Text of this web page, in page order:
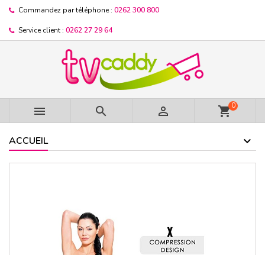
Commandez par téléphone : 0262 300 800
Service client : 0262 27 29 64
   shopping_cart0
ACCUEIL